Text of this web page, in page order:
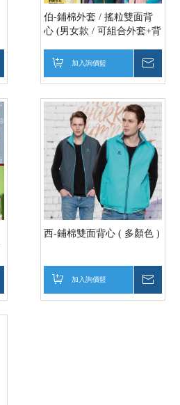
伯-鋪棉外套 / 搖粒雙面背
心 (男女款 / 可組合外套+背
加入詢價籃
西-鋪棉雙面背心 ( 多顏色 )
加入詢價籃